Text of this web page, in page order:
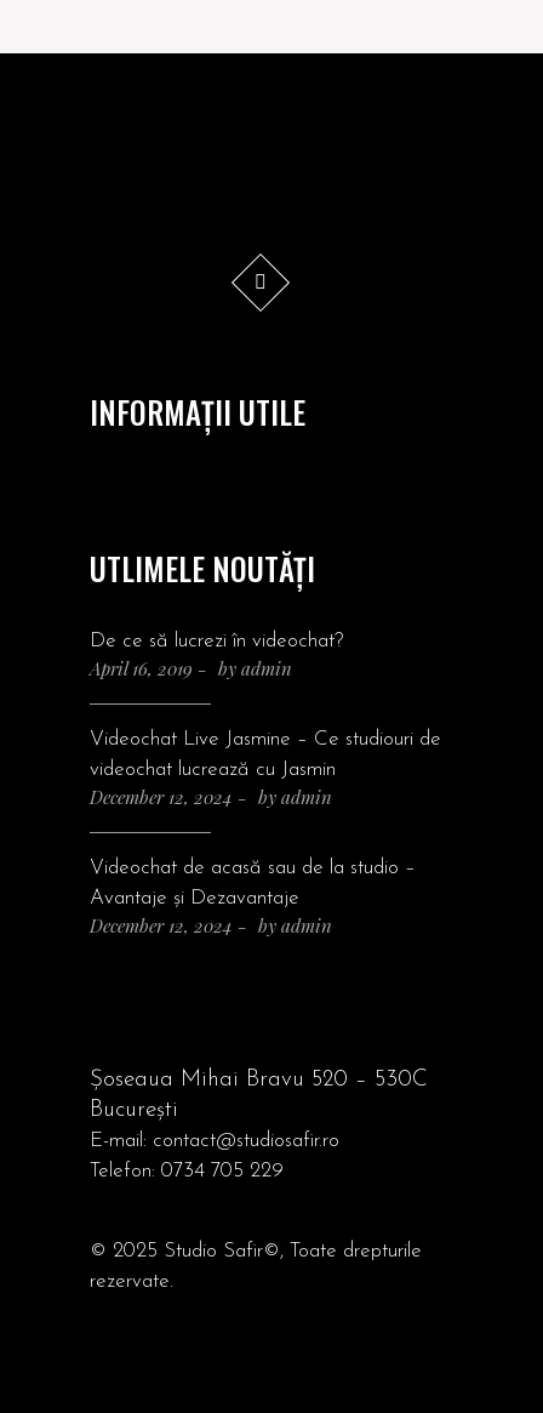
INFORMAȚII UTILE
UTLIMELE NOUTĂȚI
De ce să lucrezi în videochat?
April 16, 2019 by admin
Videochat Live Jasmine – Ce studiouri de
videochat lucrează cu Jasmin
December 12, 2024 by admin
Videochat de acasă sau de la studio –
Avantaje și Dezavantaje
December 12, 2024 by admin
Șoseaua Mihai Bravu 520 – 530C
București
E-mail: contact@studiosafir.ro
Telefon: 0734 705 229
© 2025 Studio Safir©, Toate drepturile
rezervate.